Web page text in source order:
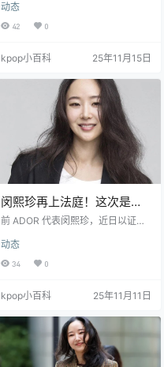
料”
全开，进行全面反驳。 闵熙珍方核
心观点： 别甩锅！ 在闵熙珍开记者
面舆论不是她引起的。 别搞人身攻
证明闵熙珍“造谣”的证据，反而总拿
一些不相干的私人聊天记录来带节
奏、攻击闵熙珍个人，这是“恶意诉
动态
42 0
kpop小百科 25年11月15日
闵熙珍再上法庭！这次是为
了 NewJeans MV 导演，怒
前 ADOR 代表闵熙珍，近日以证人
s MV 导演申宇硕（“海豚绑架
团”） 之间的损害赔偿诉讼案。 该诉
方面认为此举侵权并要求赔偿。 闵
当时已口头同意上传该视频，并强
调自己拥有创作内容的最终决定
权。她怒斥 ADOR 的诉讼是“不合常
理”和“滥用法律”，并否认…
动态
34 0
kpop小百科 25年11月11日